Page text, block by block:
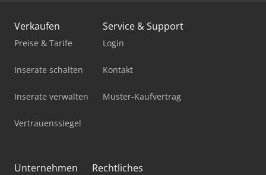
Pick-And-Place-Roboter
Verkaufen
Preise & Tarife
Inserate schalten
Inserate verwalten
Vertrauenssiegel
Service & Support
Login
Kontakt
Muster-Kaufvertrag
Unternehmen Rechtliches